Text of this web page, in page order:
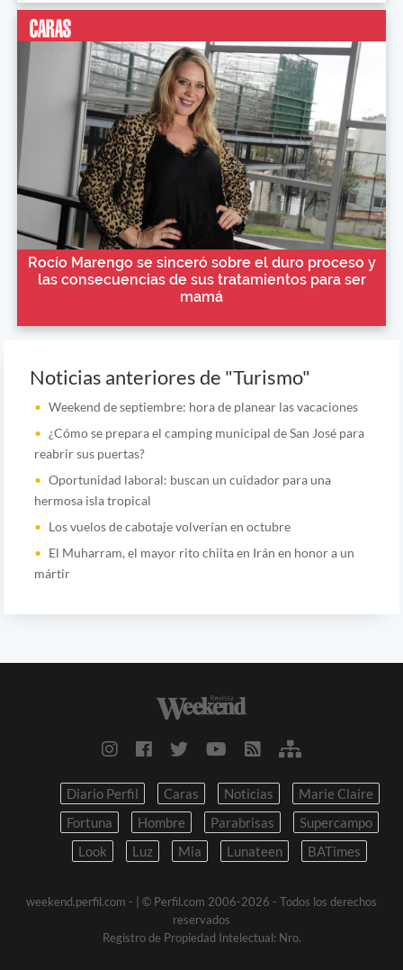
Rocío Marengo se sinceró sobre el duro proceso y
las consecuencias de sus tratamientos para ser
mamá
Noticias anteriores de "Turismo"
Weekend de septiembre: hora de planear las vacaciones
¿Cómo se prepara el camping municipal de San José para
reabrir sus puertas?
Oportunidad laboral: buscan un cuidador para una
hermosa isla tropical
Los vuelos de cabotaje volverían en octubre
El Muharram, el mayor rito chiita en Irán en honor a un
mártir
Diario Perfil Caras Noticias
Marie Claire
Fortuna
Hombre Parabrisas
Supercampo
Look
Luz Mia Lunateen BATimes
weekend.perfil.com -
| © Perfil.com 2006-2026 - Todos los derechos
reservados
Registro de Propiedad Intelectual: Nro.